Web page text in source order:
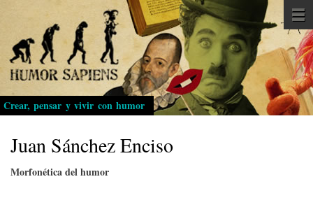
Pasar
al
contenido
principal
Crear, pensar y vivir con humor
Juan Sánchez Enciso
Morfonética del humor